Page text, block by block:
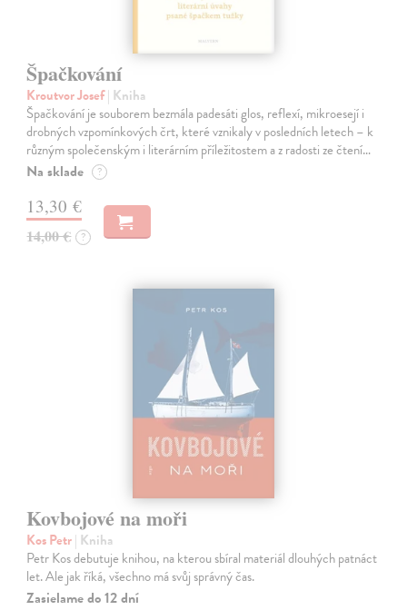
Špačkování
Kroutvor Josef| Kniha
Špačkování je souborem bezmála padesáti glos, reflexí, mikroesejí i
drobných vzpomínkových črt, které vznikaly v posledních letech – k
různým společenským i literárním příležitostem a z radosti ze čtení…
Na sklade ?
13,30 €
14,00 € ?
Kovbojové na moři
Kos Petr| Kniha
Petr Kos debutuje knihou, na kterou sbíral materiál dlouhých patnáct
let. Ale jak říká, všechno má svůj správný čas.
Zasielame do 12 dní